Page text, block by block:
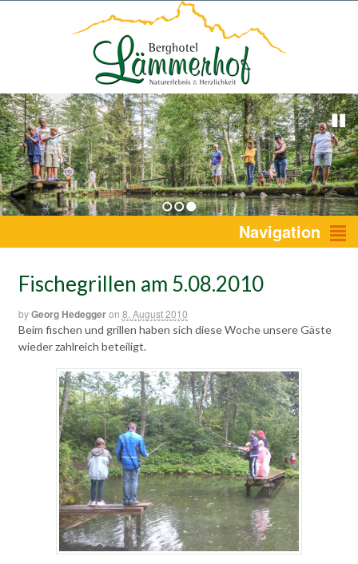
1 2 3 Navigation
Fischegrillen am 5.08.2010
byGeorg Hedeggeron 8. August 2010
Beim fischen und grillen haben sich diese Woche unsere Gäste
wieder zahlreich beteiligt.